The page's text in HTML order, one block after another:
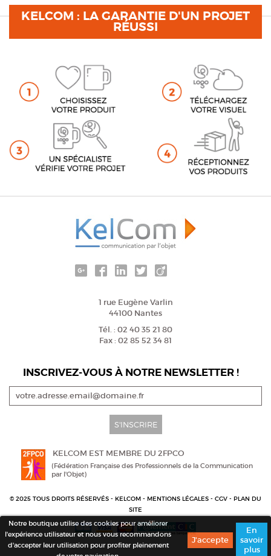
Notre boutique utilise des cookies pour améliorer
l'expérience utilisateur et nous vous recommandons
d'accepter leur utilisation pour profiter pleinement
En
savoir
plus
KELCOM : LA GARANTIE D'UN PROJET
RÉUSSI
1 rue Eugène Varlin
44100 Nantes
Tél. : 02 40 35 21 80
Fax : 02 85 52 34 81
INSCRIVEZ-VOUS À NOTRE NEWSLETTER !
S'INSCRIRE
KELCOM EST MEMBRE DU 2FPCO
(Fédération Française des Professionnels de la Communication
par l'Objet)
© 2025 TOUS DROITS RÉSERVÉS - KELCOM - MENTIONS LÉGALES - CGV - PLAN DU
SITE